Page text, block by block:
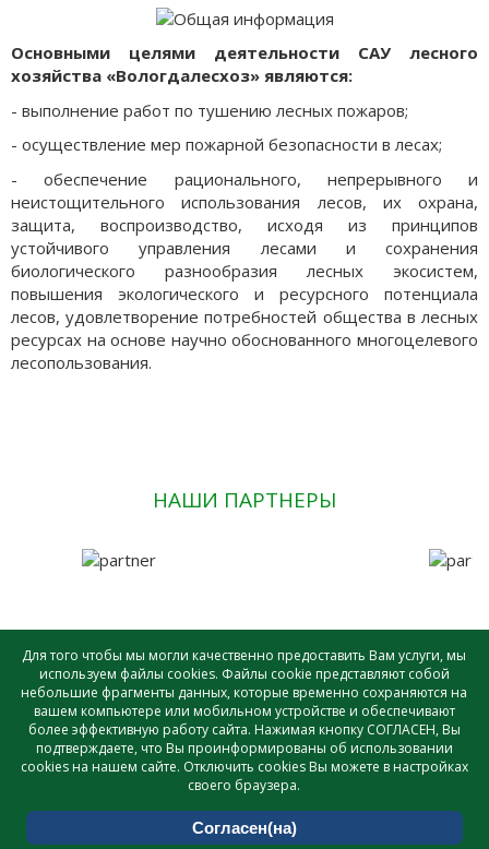
Основными целями деятельности САУ лесного
хозяйства «Вологдалесхоз» являются:
- выполнение работ по тушению лесных пожаров;
- осуществление мер пожарной безопасности в лесах;
- обеспечение рационального, непрерывного и
неистощительного использования лесов, их охрана,
защита, воспроизводство, исходя из принципов
устойчивого управления лесами и сохранения
биологического разнообразия лесных экосистем,
повышения экологического и ресурсного потенциала
лесов, удовлетворение потребностей общества в лесных
ресурсах на основе научно обоснованного многоцелевого
лесопользования.
НАШИ ПАРТНЕРЫ
САУ лесного хозяйства ВО «ВОЛОГДАЛЕСХОЗ» © - 2026 |
Создание и поддержка сайта
Для того чтобы мы могли качественно предоставить Вам услуги, мы
используем файлы cookies. Файлы cookie представляют собой
небольшие фрагменты данных, которые временно сохраняются на
вашем компьютере или мобильном устройстве и обеспечивают
более эффективную работу сайта. Нажимая кнопку СОГЛАСЕН, Вы
подтверждаете, что Вы проинформированы об использовании
cookies на нашем сайте. Отключить cookies Вы можете в настройках
своего браузера.
Согласен(на)